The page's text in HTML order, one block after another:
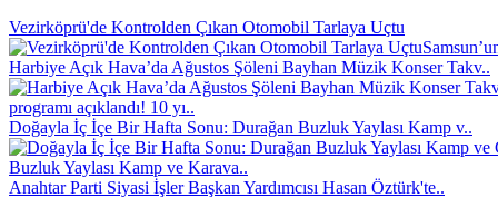
Vezirköprü'de Kontrolden Çıkan Otomobil Tarlaya Uçtu
Harbiye Açık Hava’da Ağustos Şöleni Bayhan Müzik Konser Takv..
programı açıklandı! 10 yı..
Doğayla İç İçe Bir Hafta Sonu: Durağan Buzluk Yaylası Kamp v..
Buzluk Yaylası Kamp ve Karava..
Anahtar Parti Siyasi İşler Başkan Yardımcısı Hasan Öztürk'te..